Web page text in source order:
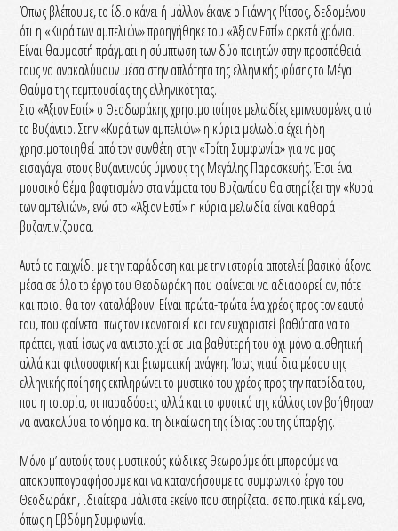
Όπως βλέπουμε, το ίδιο κάνει ή μάλλον έκανε ο Γιάννης Ρίτσος, δεδομένου
ότι η «Κυρά των αμπελιών» προηγήθηκε του «Άξιον Εστί» αρκετά χρόνια.
Είναι θαυμαστή πράγματι η σύμπτωση των δύο ποιητών στην προσπάθειά
τους να ανακαλύψουν μέσα στην απλότητα της ελληνικής φύσης το Μέγα
Θαύμα της πεμπτουσίας της ελληνικότητας.
Στο «Άξιον Εστί» ο Θεοδωράκης χρησιμοποίησε μελωδίες εμπνευσμένες από
το Βυζάντιο. Στην «Κυρά των αμπελιών» η κύρια μελωδία έχει ήδη
χρησιμοποιηθεί από τον συνθέτη στην «Τρίτη Συμφωνία» για να μας
εισαγάγει στους Βυζαντινούς ύμνους της Μεγάλης Παρασκευής. Έτσι ένα
μουσικό θέμα βαφτισμένο στα νάματα του Βυζαντίου θα στηρίξει την «Κυρά
των αμπελιών», ενώ στο «Άξιον Εστί» η κύρια μελωδία είναι καθαρά
βυζαντινίζουσα.
Αυτό το παιχνίδι με την παράδοση και με την ιστορία αποτελεί βασικό άξονα
μέσα σε όλο το έργο του Θεοδωράκη που φαίνεται να αδιαφορεί αν, πότε
και ποιοι θα τον καταλάβουν. Είναι πρώτα-πρώτα ένα χρέος προς τον εαυτό
του, που φαίνεται πως τον ικανοποιεί και τον ευχαριστεί βαθύτατα να το
πράττει, γιατί ίσως να αντιστοιχεί σε μια βαθύτερή του όχι μόνο αισθητική
αλλά και φιλοσοφική και βιωματική ανάγκη. Ίσως γιατί δια μέσου της
ελληνικής ποίησης εκπληρώνει το μυστικό του χρέος προς την πατρίδα του,
που η ιστορία, οι παραδόσεις αλλά και το φυσικό της κάλλος τον βοήθησαν
να ανακαλύψει το νόημα και τη δικαίωση της ίδιας του της ύπαρξης.
Μόνο μ’ αυτούς τους μυστικούς κώδικες θεωρούμε ότι μπορούμε να
αποκρυπτογραφήσουμε και να κατανοήσουμε το συμφωνικό έργο του
Θεοδωράκη, ιδιαίτερα μάλιστα εκείνο που στηρίζεται σε ποιητικά κείμενα,
όπως η Εβδόμη Συμφωνία.